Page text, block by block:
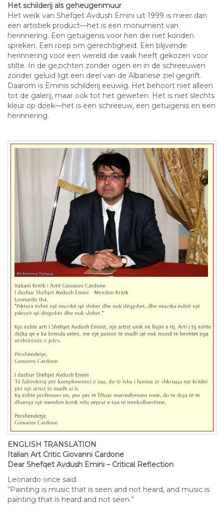
Het schilderij als geheugenmuur
Het werk van Shefqet Avdush Emini uit 1999 is meer dan
een artistiek product—het is een monument van
herinnering. Een getuigenis voor hen die niet konden
spreken. Een roep om gerechtigheid. Een blijvende
herinnering voor een wereld die vaak heeft gekozen voor
stilte. In de gezichten zonder ogen en in de schreeuwen
zonder geluid ligt een deel van de Albanese ziel gegrift.
Daarom is Eminis schilderij eeuwig. Het behoort niet alleen
tot de galerij, maar ook tot het geweten. Het is niet slechts
kleur op doek—het is een schreeuw, een getuigenis en een
herinnering.
ENGLISH TRANSLATION
Italian Art Critic Giovanni Cardone
Dear Shefqet Avdush Emini – Critical Reflection
Leonardo once said:
“Painting is music that is seen and not heard, and music is
painting that is heard and not seen.”